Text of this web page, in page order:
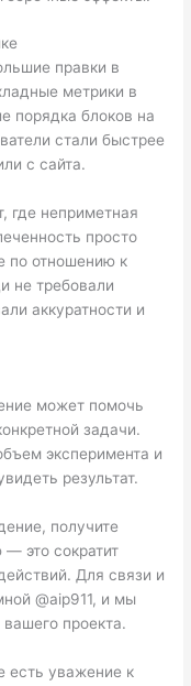
правки в
метрики в
порядка блоков на
стали быстрее
с сайта.
где неприметная
просто
по отношению к
не требовали
аккуратности и
может помочь
задачи.
эксперимента и
результат.
получите
это сократит
Для связи и
@aip911, и мы
проекта.
есть уважение к